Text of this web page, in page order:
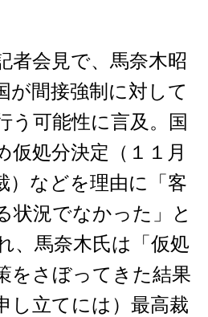
会見で、馬奈木昭
が間接強制に対して
う可能性に言及。国
仮処分決定（１１月
）などを理由に「客
状況でなかった」と
、馬奈木氏は「仮処
をさぼってきた結果
し立てには）最高裁